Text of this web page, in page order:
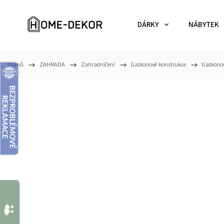
DÁRKY NÁBYTEK
Domů / ZAHRADA / Zahradničení / Gabionové konstrukce /